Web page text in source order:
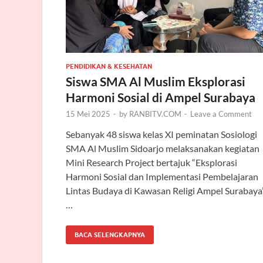
PENDIDIKAN & KESEHATAN
Siswa SMA Al Muslim Eksplorasi
Harmoni Sosial di Ampel Surabaya
15 Mei 2025 - by RANBITV.COM - Leave a Comment
Sebanyak 48 siswa kelas XI peminatan Sosiologi
SMA Al Muslim Sidoarjo melaksanakan kegiatan
Mini Research Project bertajuk “Eksplorasi
Harmoni Sosial dan Implementasi Pembelajaran
Lintas Budaya di Kawasan Religi Ampel
…
BACA SELENGKAPNYA